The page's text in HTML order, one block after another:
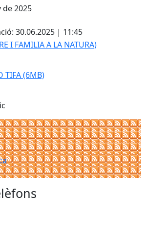
de 2025
30.06.2025 | 11:45
I FAMILIA A LA NATURA)
TIFA(6MB)